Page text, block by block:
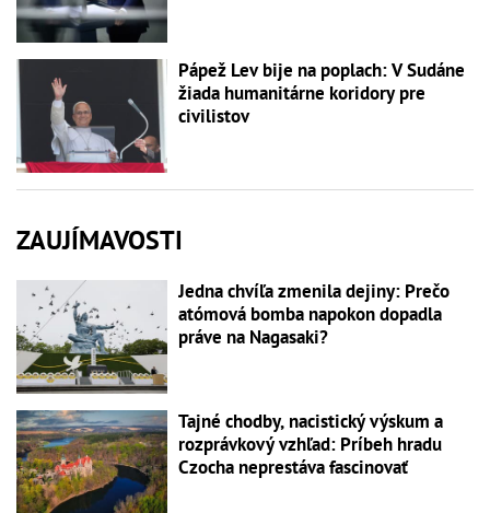
Pápež Lev bije na poplach: V Sudáne
žiada humanitárne koridory pre
civilistov
ZAUJÍMAVOSTI
Jedna chvíľa zmenila dejiny: Prečo
atómová bomba napokon dopadla
práve na Nagasaki?
Tajné chodby, nacistický výskum a
rozprávkový vzhľad: Príbeh hradu
Czocha neprestáva fascinovať